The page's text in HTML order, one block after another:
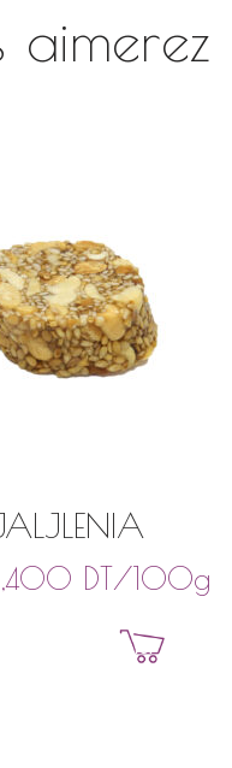
aimerez
DT/100g
Ajouter au panier